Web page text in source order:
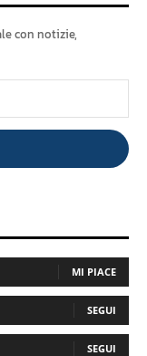
con notizie,
MI PIACE
SEGUI
SEGUI